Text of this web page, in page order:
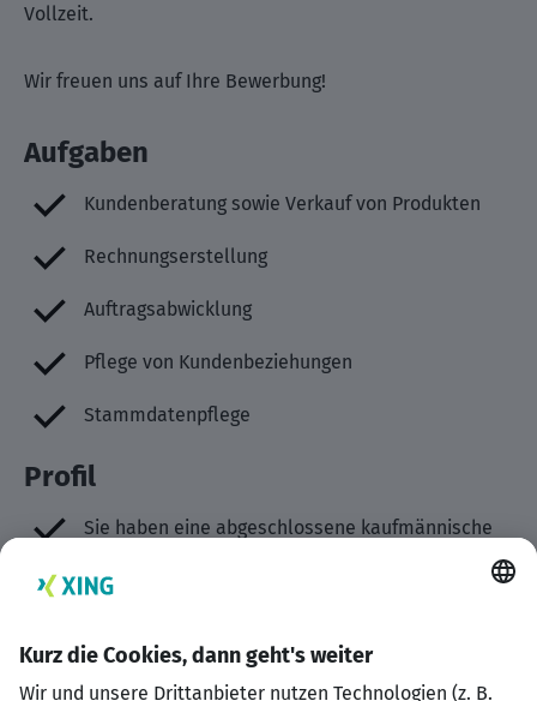
Vollzeit.
Wir freuen uns auf Ihre Bewerbung!
Aufgaben
Kundenberatung sowie Verkauf von Produkten
Rechnungserstellung
Auftragsabwicklung
Pflege von Kundenbeziehungen
Stammdatenpflege
Profil
Sie haben eine abgeschlossene kaufmännische
Ausbildung z.B. als Industriekaufmann oder eine
vergleichbare Qualifikation
Vertriebsinnendienst mit